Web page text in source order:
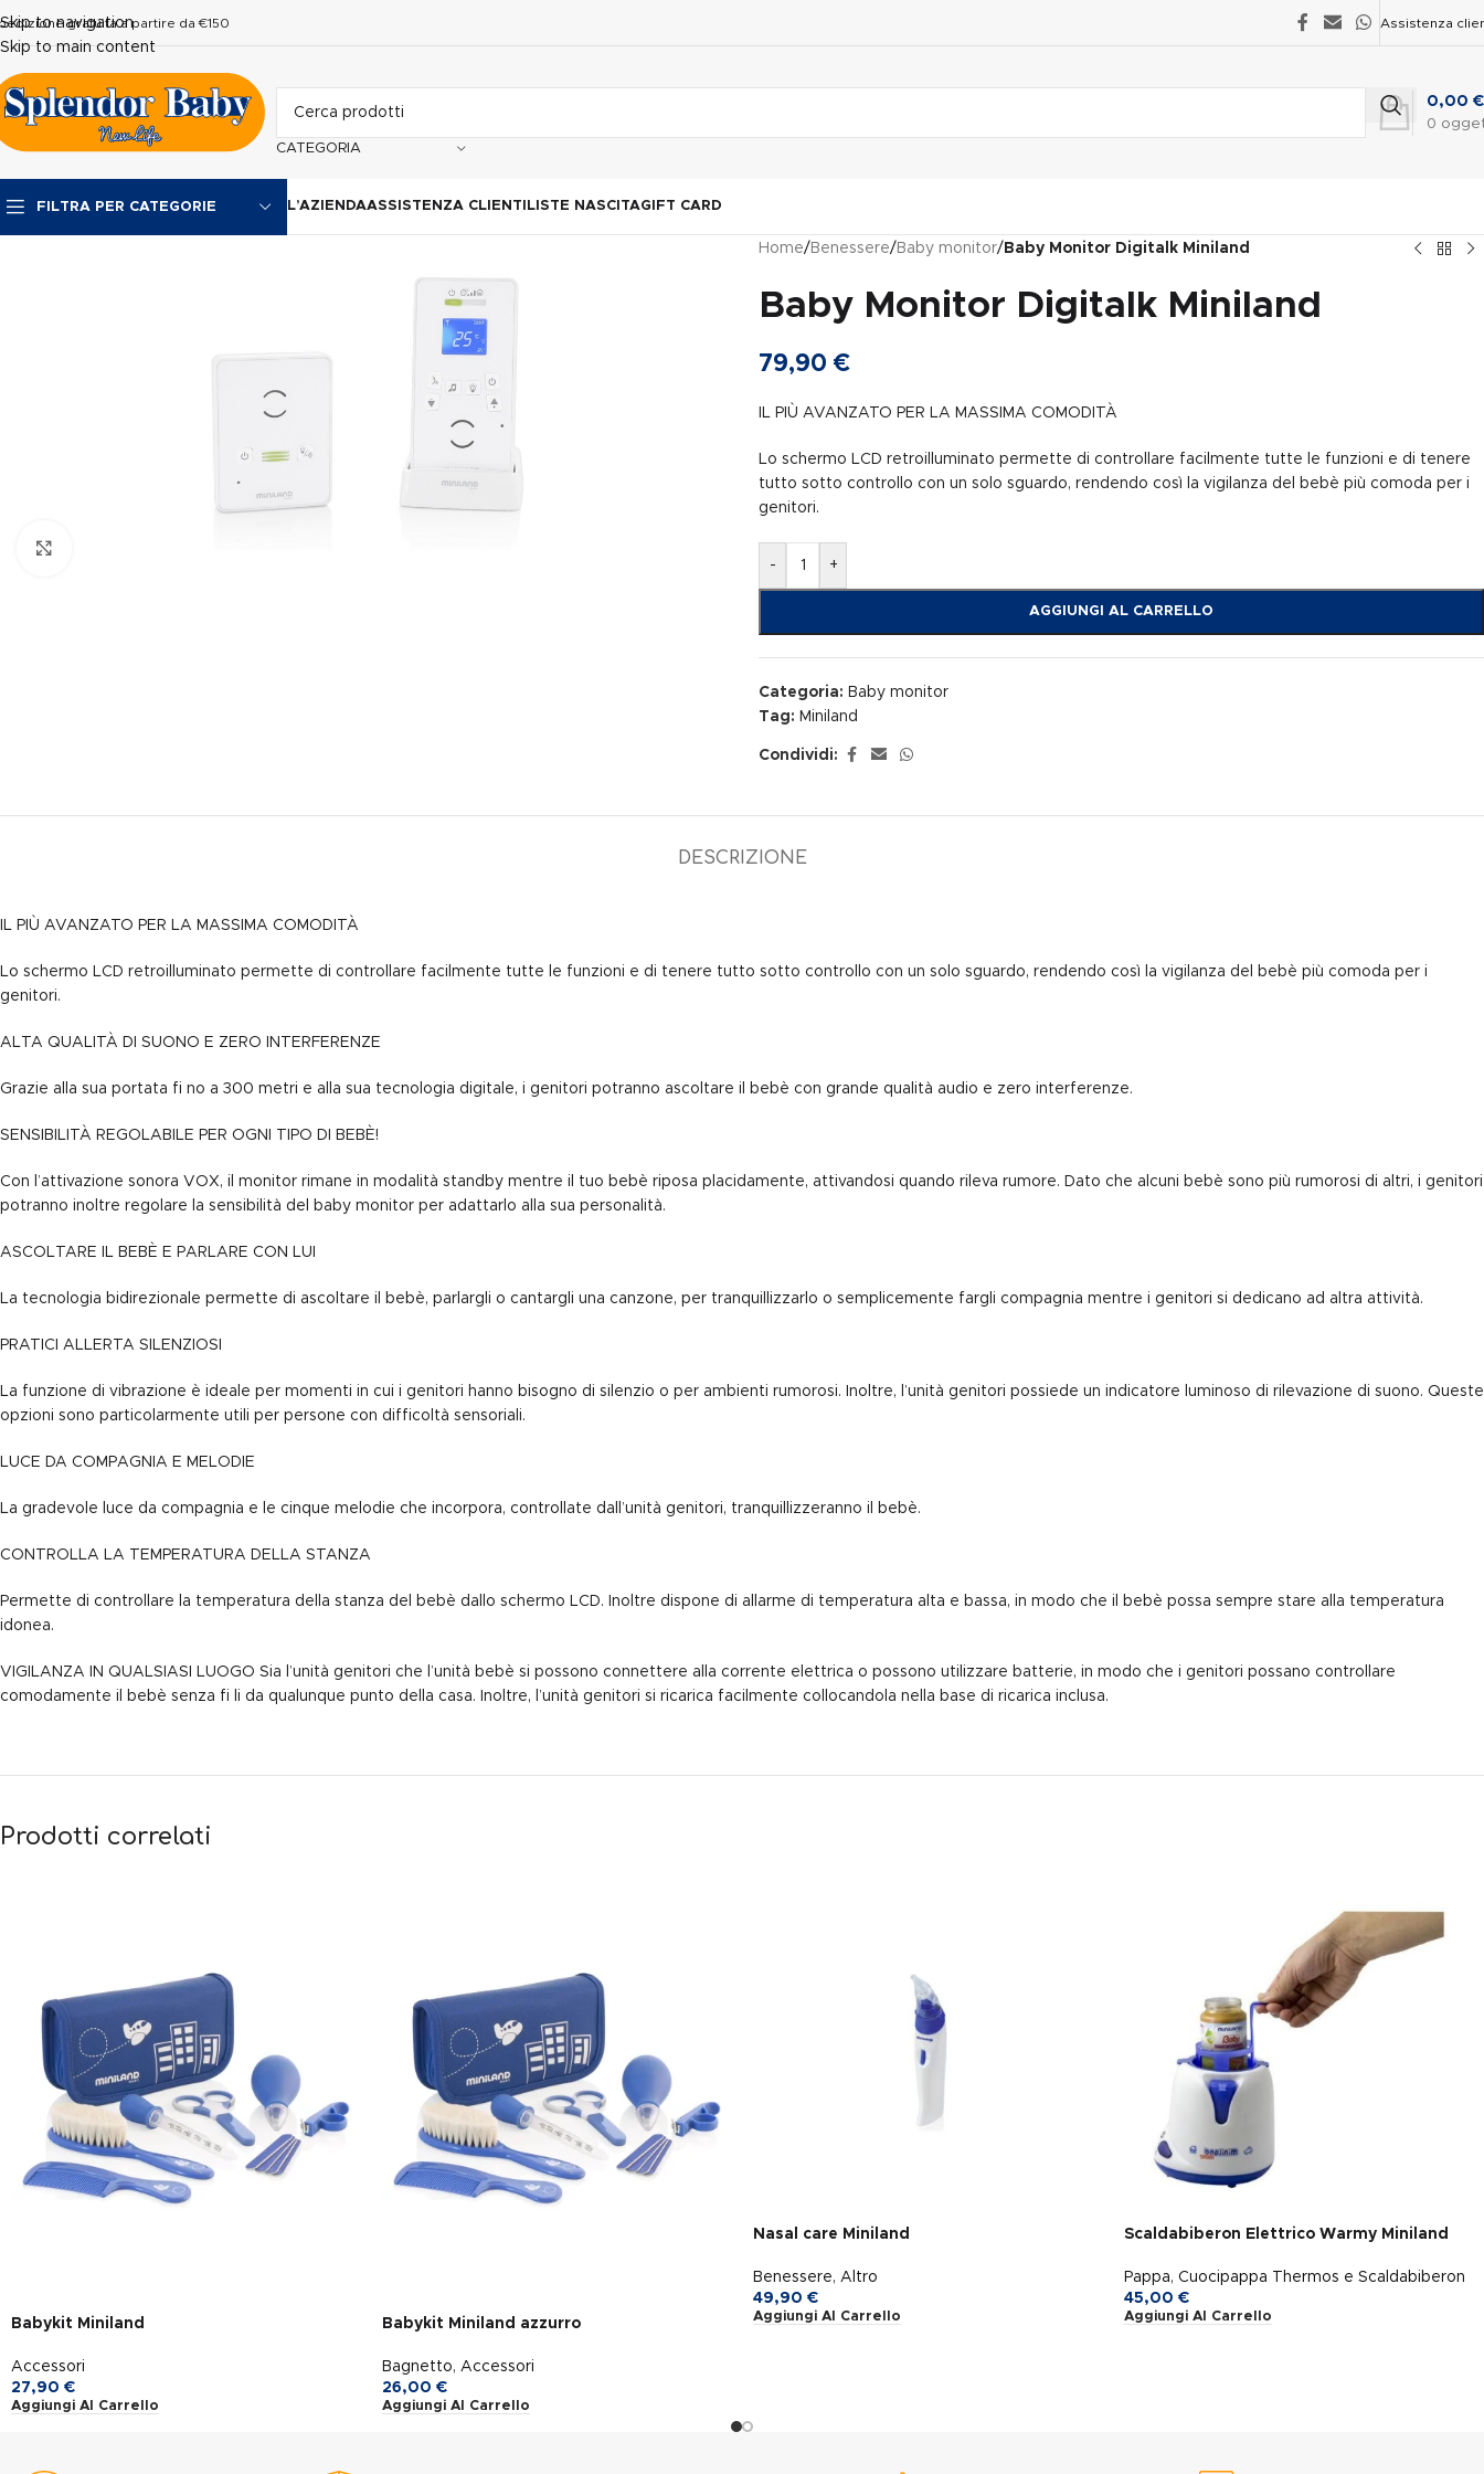
Skip to navigation
Skip to main content
gratuita a partire da €150 Assistenza
CATEGORIA
0
0,00 €
FILTRA PER CATEGORIE L’AZIENDAASSISTENZA CLIENTI LISTE NASCITAGIFT CARD
Home/ Benessere/ Baby monitor/ Baby Monitor Digitalk Miniland
Baby Monitor Digitalk Miniland
79,90 €
IL PIÙ AVANZATO PER LA MASSIMA COMODITÀ
Lo schermo LCD retroilluminato permette di controllare facilmente tutte le funzioni e di tenere
tutto sotto controllo con un solo sguardo, rendendo così la vigilanza del bebè più comoda per i
genitori.
- +
AGGIUNGI AL CARRELLO
Categoria: Baby monitor
Tag: Miniland
Condividi:
DESCRIZIONE
IL PIÙ AVANZATO PER LA MASSIMA COMODITÀ
Lo schermo LCD retroilluminato permette di controllare facilmente tutte le funzioni e di tenere tutto sotto controllo con un solo sguardo, rendendo così la vigilanza del bebè più comoda per i
genitori.
ALTA QUALITÀ DI SUONO E ZERO INTERFERENZE
Grazie alla sua portata fi no a 300 metri e alla sua tecnologia digitale, i genitori potranno ascoltare il bebè con grande qualità audio e zero interferenze.
SENSIBILITÀ REGOLABILE PER OGNI TIPO DI BEBÈ!
Con l’attivazione sonora VOX, il monitor rimane in modalità standby mentre il tuo bebè riposa placidamente, attivandosi quando rileva rumore. Dato che alcuni bebè sono più rumorosi di altri, i genitori
potranno inoltre regolare la sensibilità del baby monitor per adattarlo alla sua personalità.
ASCOLTARE IL BEBÈ E PARLARE CON LUI
La tecnologia bidirezionale permette di ascoltare il bebè, parlargli o cantargli una canzone, per tranquillizzarlo o semplicemente fargli compagnia mentre i genitori si dedicano ad altra attività.
PRATICI ALLERTA SILENZIOSI
La funzione di vibrazione è ideale per momenti in cui i genitori hanno bisogno di silenzio o per ambienti rumorosi. Inoltre, l’unità genitori possiede un indicatore luminoso di rilevazione di suono. Queste
opzioni sono particolarmente utili per persone con difficoltà sensoriali.
LUCE DA COMPAGNIA E MELODIE
La gradevole luce da compagnia e le cinque melodie che incorpora, controllate dall’unità genitori, tranquillizzeranno il bebè.
CONTROLLA LA TEMPERATURA DELLA STANZA
Permette di controllare la temperatura della stanza del bebè dallo schermo LCD. Inoltre dispone di allarme di temperatura alta e bassa, in modo che il bebè possa sempre stare alla temperatura
idonea.
VIGILANZA IN QUALSIASI LUOGO Sia l’unità genitori che l’unità bebè si possono connettere alla corrente elettrica o possono utilizzare batterie, in modo che i genitori possano controllare
comodamente il bebè senza fi li da qualunque punto della casa. Inoltre, l’unità genitori si ricarica facilmente collocandola nella base di ricarica inclusa.
Prodotti correlati
Babykit Miniland
Accessori
27,90 €
Aggiungi Al Carrello
Babykit Miniland azzurro
Bagnetto, Accessori
26,00 €
Aggiungi Al Carrello
Nasal care Miniland
Benessere, Altro
49,90 €
Aggiungi Al Carrello
Scaldabiberon Elettrico Warmy Miniland
Pappa, Cuocipappa Thermos e Scaldabiberon
45,00 €
Aggiungi Al Carrello